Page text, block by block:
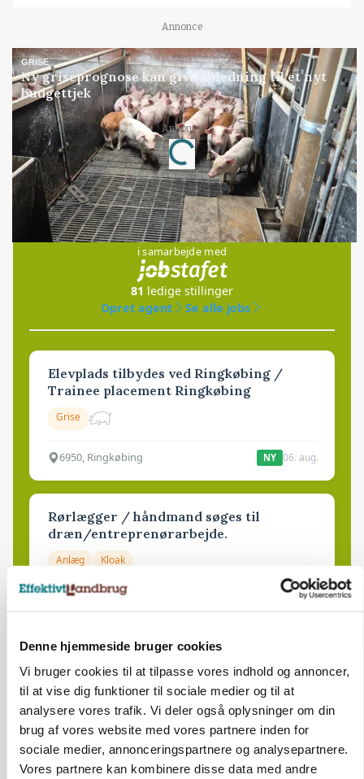
Denne hjemmeside bruger cookies
Vi bruger cookies til at tilpasse vores indhold og annoncer,
til at vise dig funktioner til sociale medier og til at
analysere vores trafik. Vi deler også oplysninger om din
brug af vores website med vores partnere inden for
sociale medier, annonceringspartnere og analysepartnere.
Vores partnere kan kombinere disse data med andre
Annonce
GRISE
Ny griseprognose kan give anledning til et nyt
budgettjek
Annonce
Loading...
Jobs
i samarbejde med
81 ledige stillinger
Opret agent
Se alle jobs
Elevplads tilbydes ved Ringkøbing /
Trainee placement Ringkøbing
Grise
6950, Ringkøbing NY 06. aug.
Rørlægger / håndmand søges til
dræn/entreprenørarbejde.
Anlæg Kloak
4690, Haslev 06. aug.
Maskinstation
4700, Næstved 03. aug.